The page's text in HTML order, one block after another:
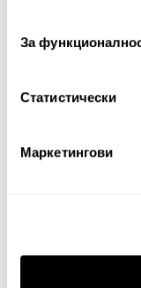
За
Статистически
Маркетингови
Оценка:Най-